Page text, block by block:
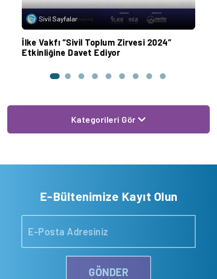
Sivil Sayfalar
İlke Vakfı “Sivil Toplum Zirvesi 2024”
Etkinliğine Davet Ediyor
Kategorileri Gör
E-Bültenimize Kayıt Olun
GÖNDER